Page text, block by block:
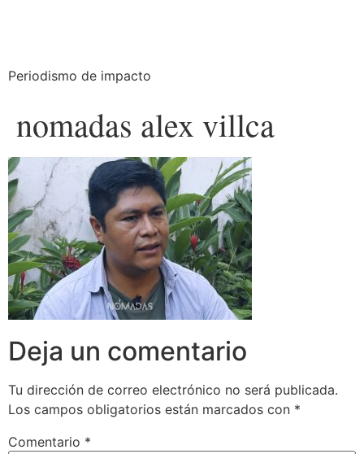
Periodismo de impacto
nomadas alex villca
Deja un comentario
Tu dirección de correo electrónico no será publicada.
Los campos obligatorios están marcados con *
Comentario *